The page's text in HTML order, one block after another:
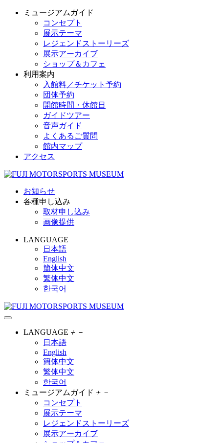
ミュージアムガイド
コンセプト
展示テーマ
レジェンドストーリーズ
展示アーカイブ
ショップ＆カフェ
利用案内
入館料／チケット予約
団体予約
開館時間・休館日
ガイドツアー
音声ガイド
よくあるご質問
館内マップ
アクセス
お知らせ
各種申し込み
取材申し込み
画像提供
LANGUAGE
日本語
English
簡体中文
繁体中文
한국어
LANGUAGE ＋ －
日本語
English
簡体中文
繁体中文
한국어
ミュージアムガイド ＋ －
コンセプト
展示テーマ
レジェンドストーリーズ
展示アーカイブ